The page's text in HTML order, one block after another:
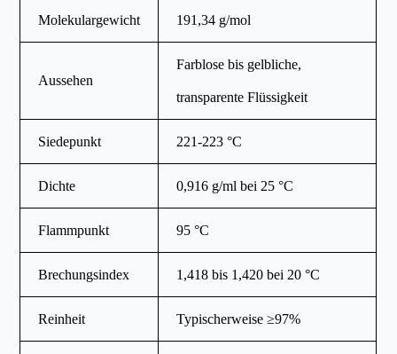
Molekulargewicht 191,34 g/mol
Aussehen
Farblose bis gelbliche,
transparente Flüssigkeit
Siedepunkt 221-223 °C
Dichte 0,916 g/ml bei 25 °C
Flammpunkt 95 °C
Brechungsindex 1,418 bis 1,420 bei 20 °C
Reinheit Typischerweise ≥97%